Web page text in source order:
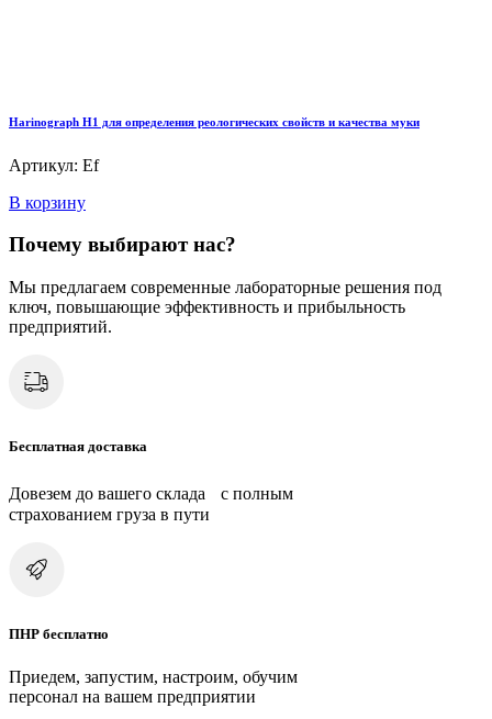
Harinograph Н1 для определения реологических свойств и качества муки
Артикул: Ef
В корзину
Почему выбирают нас?
Мы предлагаем современные лабораторные решения под
ключ, повышающие эффективность и прибыльность
предприятий.
Бесплатная доставка
Довезем до вашего склада с полным
страхованием груза в пути
ПНР бесплатно
Приедем, запустим, настроим, обучим
персонал на вашем предприятии